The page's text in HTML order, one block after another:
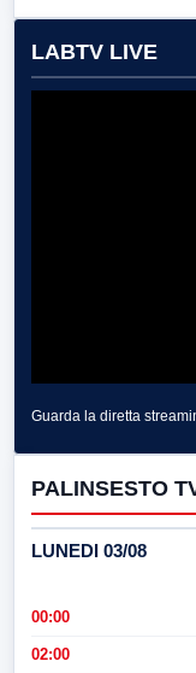
LABTV LIVE
Guarda la diretta
PALINSESTO
LUNEDI 03/08
00:00
02:00